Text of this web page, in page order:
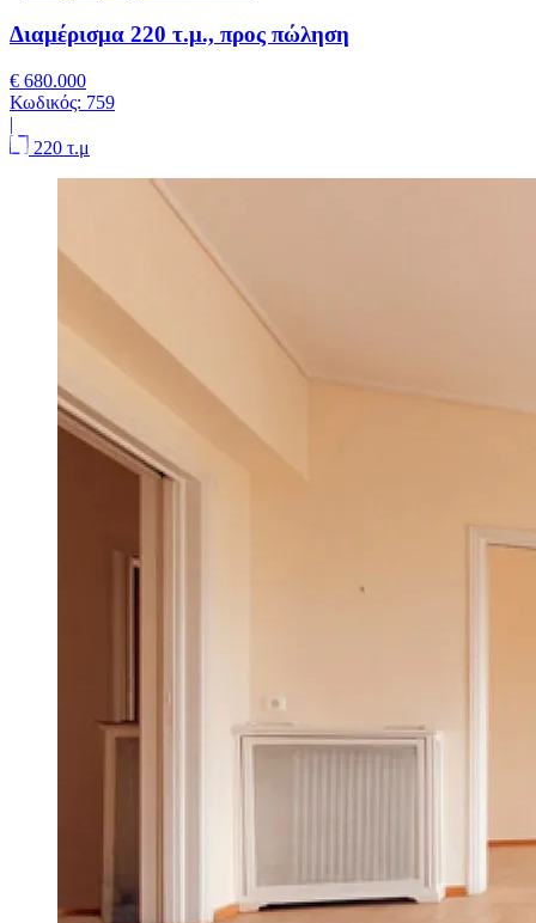
Διαμέρισμα 220 τ.μ., προς πώληση
€ 680.000
Κωδικός: 759
|
220 τ.μ